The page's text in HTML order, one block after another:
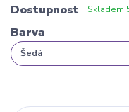
Dostupnost Skladem
Barva